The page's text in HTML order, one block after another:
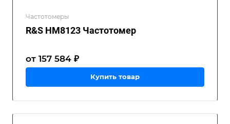
Частотомеры
R&S HM8123 Частотомер
от 157 584 ₽
Купить товар